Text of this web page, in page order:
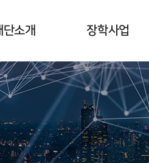
단소개
립취지
원 현황
새소식
장학사업
개요
수여식